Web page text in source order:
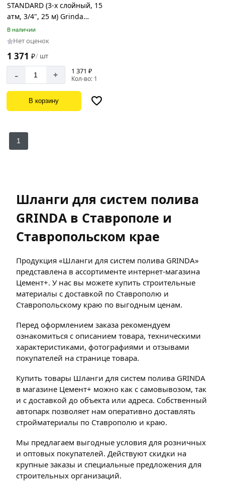
STANDARD (3-х слойный, 15
атм, 3/4", 25 м) Grinda
429000-3/4-25
В наличии
Нет оценок
1 371 ₽/ шт
- + 1 371 ₽
Кол-во: 1
В корзину
1
Шланги для систем полива
GRINDA в Ставрополе и
Ставропольском крае
Продукция «Шланги для систем полива GRINDA»
представлена в ассортименте интернет-магазина
Цемент+. У нас вы можете купить строительные
материалы с доставкой по Ставрополю и
Ставропольскому краю по выгодным ценам.
Перед оформлением заказа рекомендуем
ознакомиться с описанием товара, техническими
характеристиками, фотографиями и отзывами
покупателей на странице товара.
Купить товары Шланги для систем полива GRINDA
в магазине Цемент+ можно как с самовывозом, так
и с доставкой до объекта или адреса. Собственный
автопарк позволяет нам оперативно доставлять
стройматериалы по Ставрополю и краю.
Мы предлагаем выгодные условия для розничных
и оптовых покупателей. Действуют скидки на
крупные заказы и специальные предложения для
строительных организаций.